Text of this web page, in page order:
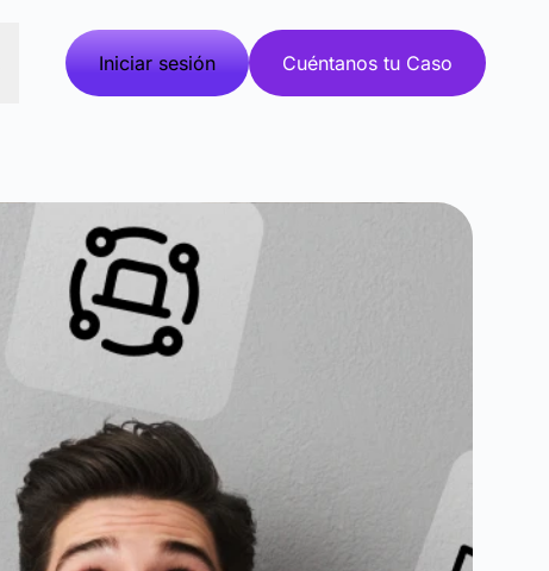
Iniciar sesión Cuéntanos tu Caso